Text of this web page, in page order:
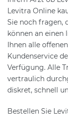
Levitra Online
Sie noch fragen,
können an einen
Ihnen alle
Kundenservice
Verfügung. Alle
vertraulich
diskret, schnell
Bestellen Sie